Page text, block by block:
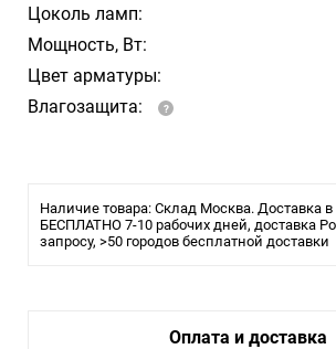
Цоколь ламп:
Мощность, Вт:
Цвет арматуры:
Влагозащита:
Наличие товара: Склад Москва. Доставка
БЕСПЛАТНО 7-10 рабочих дней, доставка
запросу, >50 городов бесплатной доставки
Оплата и доставка